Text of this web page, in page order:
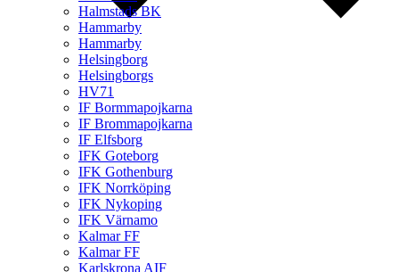
Halmstads BK
Hammarby
Hammarby
Helsingborg
Helsingborgs
HV71
IF Bormmapojkarna
IF Brommapojkarna
IF Elfsborg
IFK Goteborg
IFK Gothenburg
IFK Norrköping
IFK Nykoping
IFK Värnamo
Kalmar FF
Kalmar FF
Karlskrona AIF